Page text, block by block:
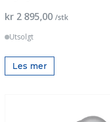
kr 2 895,00 /stk
Utsolgt
Les mer